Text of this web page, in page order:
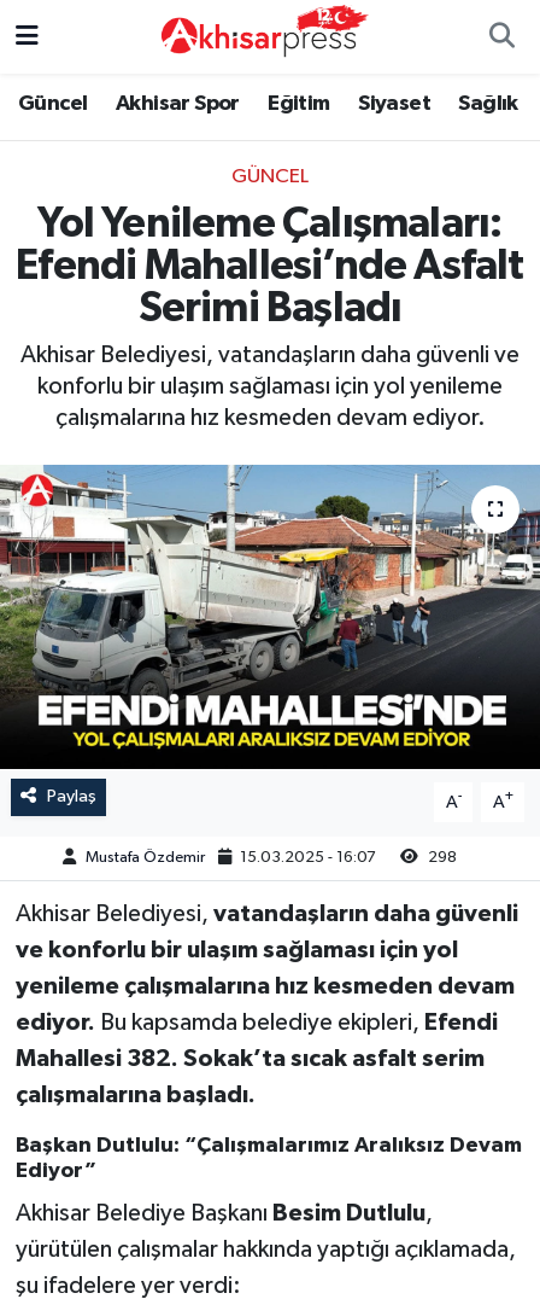
Güncel Akhisar Spor Eğitim Siyaset Sağlık
GÜNCEL
Yol Yenileme Çalışmaları:
Efendi Mahallesi’nde Asfalt
Serimi Başladı
Akhisar Belediyesi, vatandaşların daha güvenli ve
konforlu bir ulaşım sağlaması için yol yenileme
çalışmalarına hız kesmeden devam ediyor.
Paylaş A- A+
Mustafa Özdemir 15.03.2025 - 16:07 298
Akhisar Belediyesi, vatandaşların daha güvenli
ve konforlu bir ulaşım sağlaması için yol
yenileme çalışmalarına hız kesmeden devam
ediyor. Bu kapsamda belediye ekipleri, Efendi
Mahallesi 382. Sokak’ta sıcak asfalt serim
çalışmalarına başladı.
Başkan Dutlulu: “Çalışmalarımız Aralıksız Devam
Ediyor”
Akhisar Belediye Başkanı Besim Dutlulu,
yürütülen çalışmalar hakkında yaptığı açıklamada,
şu ifadelere yer verdi:
Güncel
Eğitim
Siyaset
Ekonomi
Tarım-Gıda
Kültür-Sanat
Magazin
Duyurular
Magazin
Duyurular
Tarım-Gıda
Röportaj
Dünya
Yaşam
Kadın
Teknoloji
Yerel Haber
Akhisar Emlak
Güncel
Siyaset
Akhisar Spor
Ekonomi
Magazin
Kültür-Sanat
Duyurular
Tarım-Gıda
Sektörel
Röportaj
Kadın
Teknoloji
Akhisar Emlak
Ülke
Etiketler
Manisa Nöbetçi Eczaneler
Manisa Namaz Vakitleri
Manisa Trafik Yoğunluk Haritası
Tüm Manşetler
Son Dakika Haberleri
Haber Arşivi